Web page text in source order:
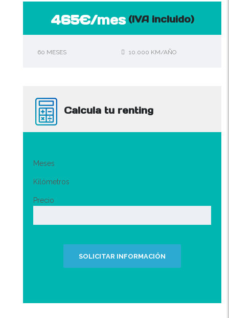
465€/mes(IVA incluido)
60 MESES 10.000 KM/AÑO
Calcula tu renting
Meses
Kilómetros
Precio
SOLICITAR INFORMACIÓN